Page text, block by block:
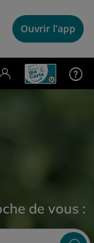
Ouvrir l’app
de vous :